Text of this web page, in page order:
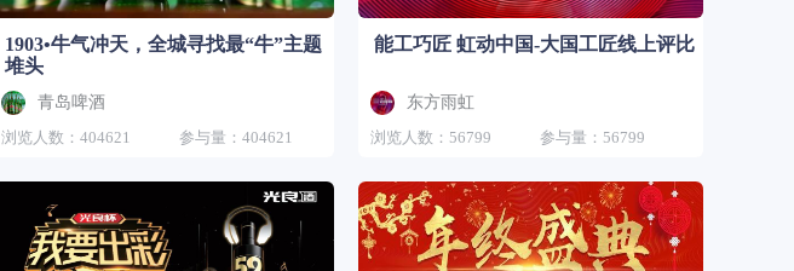
1903•牛气冲天，全城寻找最“牛”主题
堆头
青岛啤酒
浏览人数：404621
参与量：404621
能工巧匠 虹动中国-大国工匠线上评比
东方雨虹
浏览人数：56799
参与量：56799